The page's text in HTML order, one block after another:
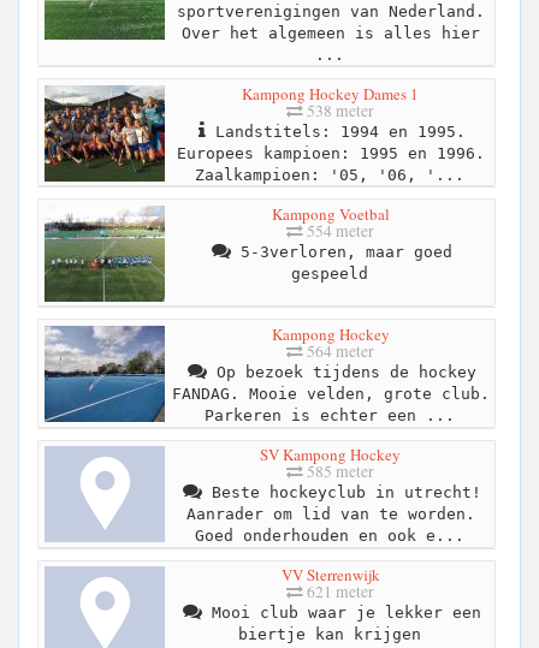
sportverenigingen van Nederland.
Over het algemeen is alles hier
...
Kampong Hockey Dames 1
538 meter
Landstitels: 1994 en 1995.
Europees kampioen: 1995 en 1996.
Zaalkampioen: '05, '06, '...
Kampong Voetbal
554 meter
5-3verloren, maar goed
gespeeld
Kampong Hockey
564 meter
Op bezoek tijdens de hockey
FANDAG. Mooie velden, grote club.
Parkeren is echter een ...
SV Kampong Hockey
585 meter
Beste hockeyclub in utrecht!
Aanrader om lid van te worden.
Goed onderhouden en ook e...
VV Sterrenwijk
621 meter
Mooi club waar je lekker een
biertje kan krijgen